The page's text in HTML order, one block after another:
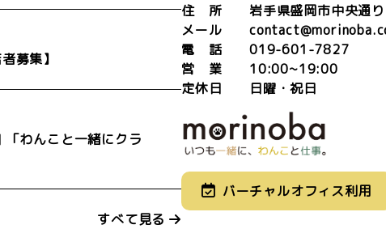
募集】
わんこと一緒にクラ
すべて見る
住 所 岩手県盛岡市中央通り
メール
電 話 019-601-7827
営 業 10:00~19:00
定休日 日曜・祝日
バーチャルオフィス利用